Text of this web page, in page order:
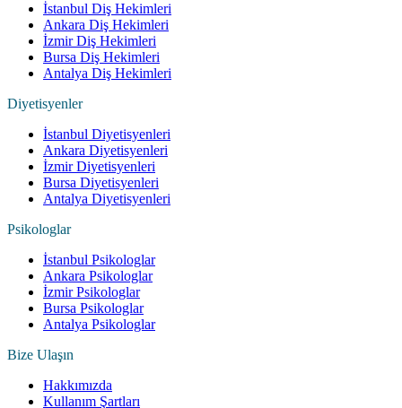
İstanbul Diş Hekimleri
Ankara Diş Hekimleri
İzmir Diş Hekimleri
Bursa Diş Hekimleri
Antalya Diş Hekimleri
Diyetisyenler
İstanbul Diyetisyenleri
Ankara Diyetisyenleri
İzmir Diyetisyenleri
Bursa Diyetisyenleri
Antalya Diyetisyenleri
Psikologlar
İstanbul Psikologlar
Ankara Psikologlar
İzmir Psikologlar
Bursa Psikologlar
Antalya Psikologlar
Bize Ulaşın
Hakkımızda
Kullanım Şartları